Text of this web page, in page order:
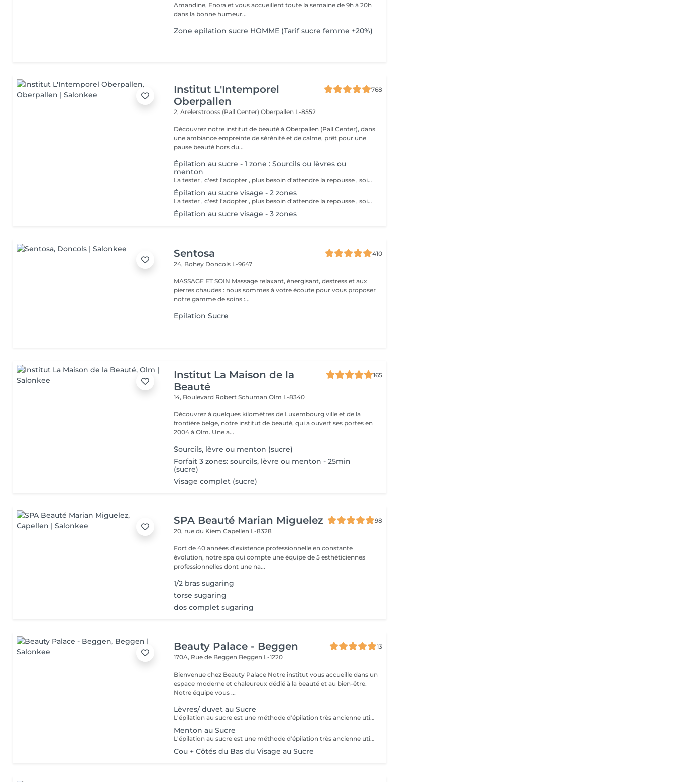
Amandine, Enora et vous accueillent toute la semaine de 9h à 20h
dans la bonne humeur...
Zone epilation sucre HOMME (Tarif sucre femme +20%)
Institut L'Intemporel
Oberpallen
768
2, Arelerstrooss (Pall Center)Oberpallen L-8552
Découvrez notre institut de beauté à Oberpallen (Pall Center), dans
une ambiance empreinte de sérénité et de calme, prêt pour une
pause beauté hors du...
Épilation au sucre - 1 zone : Sourcils ou lèvres ou
menton
La tester , c'est l'adopter , plus besoin d'attendre la repousse , soin exfoliant en même temps , moins douloureux , plus efficace sur le long terme.
Épilation au sucre visage - 2 zones
La tester , c'est l'adopter , plus besoin d'attendre la repousse , soin exfoliant en même temps , moins douloureux , plus efficace sur le long terme.
Épilation au sucre visage - 3 zones
Sentosa
410
24, Bohey Doncols L-9647
MASSAGE ET SOIN Massage relaxant, énergisant, destress et aux
pierres chaudes : nous sommes à votre écoute pour vous proposer
notre gamme de soins :...
Epilation Sucre
Institut La Maison de la
Beauté
165
14, Boulevard Robert SchumanOlm L-8340
Découvrez à quelques kilomètres de Luxembourg ville et de la
frontière belge, notre institut de beauté, qui a ouvert ses portes en
2004 à Olm. Une a...
Sourcils, lèvre ou menton (sucre)
Forfait 3 zones: sourcils, lèvre ou menton - 25min
(sucre)
Visage complet (sucre)
SPA Beauté Marian Miguelez
98
20, rue du KiemCapellen L-8328
Fort de 40 années d'existence professionnelle en constante
évolution, notre spa qui compte une équipe de 5 esthéticiennes
professionnelles dont une na...
1/2 bras sugaring
torse sugaring
dos complet sugaring
Beauty Palace - Beggen
13
170A, Rue de Beggen Beggen L-1220
Bienvenue chez Beauty Palace Notre institut vous accueille dans un
espace moderne et chaleureux dédié à la beauté et au bien-être.
Notre équipe vous ...
Lèvres/ duvet au Sucre
L'épilation au sucre est une méthode d'épilation très ancienne utilisée depuis 1900 av. JC. Composée d'eau, de jus de citron, de miel et de sucre. 100% naturelle elle à des propriétés exfoliantes. Idéale pour les poils courts, durs ou incarnés. La peau est plus douce et soyeuse.
Menton au Sucre
L'épilation au sucre est une méthode d'épilation très ancienne utilisée depuis 1900 av. JC. Composée d'eau, de jus de citron, de miel et de sucre. 100% naturelle elle à des propriétés exfoliantes. Idéale pour les poils courts, durs ou incarnés. La peau est plus douce et soyeuse.
Cou + Côtés du Bas du Visage au Sucre